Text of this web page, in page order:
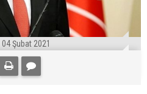
04 Şubat 2021